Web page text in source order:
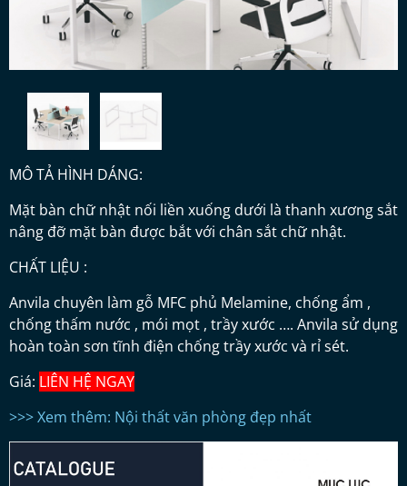
MÔ TẢ HÌNH DÁNG:
Mặt bàn chữ nhật nối liền xuống dưới là thanh xương sắt
nâng đỡ mặt bàn được bắt với chân sắt chữ nhật.
CHẤT LIỆU :
Anvila chuyên làm gỗ MFC phủ Melamine, chống ẩm ,
chống thấm nước , mói mọt , trầy xước …. Anvila sử dụng
hoàn toàn sơn tĩnh điện chống trầy xước và rỉ sét.
Giá: LIÊN HỆ NGAY
>>> Xem thêm: Nội thất văn phòng đẹp nhất